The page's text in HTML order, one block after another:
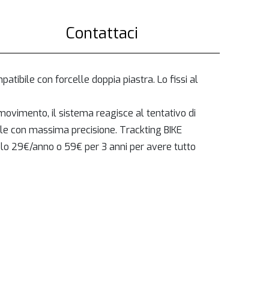
Contattaci
con forcelle doppia piastra. Lo fissi al
il sistema reagisce al tentativo di
massima precisione. Trackting BIKE
29€/anno o 59€ per 3 anni per avere tutto